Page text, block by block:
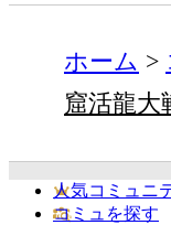
ホーム
窟活龍大
人気コミュニ
コミュを探す